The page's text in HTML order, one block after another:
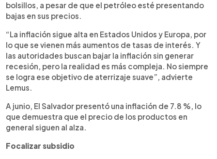
bolsillos, a pesar de que el petróleo esté presentando
bajas en sus precios.
“La inflación sigue alta en Estados Unidos y Europa, por
lo que se vienen más aumentos de tasas de interés. Y
las autoridades buscan bajar la inflación sin generar
recesión, pero la realidad es más compleja. No siempre
se logra ese objetivo de aterrizaje suave”, advierte
Lemus.
A junio, El Salvador presentó una inflación de 7.8 %, lo
que demuestra que el precio de los productos en
general siguen al alza.
Focalizar subsidio